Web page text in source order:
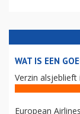
WAT IS EEN
Verzin alsjeblieft
European